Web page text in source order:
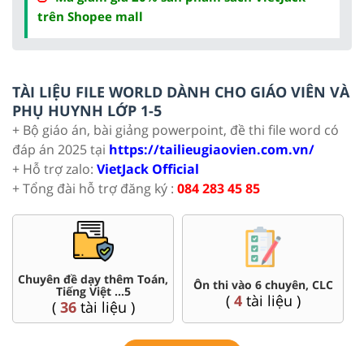
trên Shopee mall
TÀI LIỆU FILE WORLD DÀNH CHO GIÁO VIÊN VÀ
PHỤ HUYNH LỚP 1-5
+ Bộ giáo án, bài giảng powerpoint, đề thi file word có
đáp án 2025 tại https://tailieugiaovien.com.vn/
+ Hỗ trợ zalo: VietJack Official
+ Tổng đài hỗ trợ đăng ký : 084 283 45 85
Chuyên đề dạy thêm Toán,
Tiếng Việt ...5
( 36tài liệu )
Ôn thi vào 6 chuyên, CLC
( 4tài liệu )